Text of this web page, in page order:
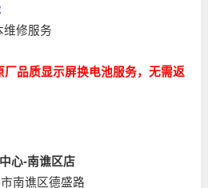
维修服务
品质显示屏换电池服务，无需返
心-南谯区店
南谯区德盛路